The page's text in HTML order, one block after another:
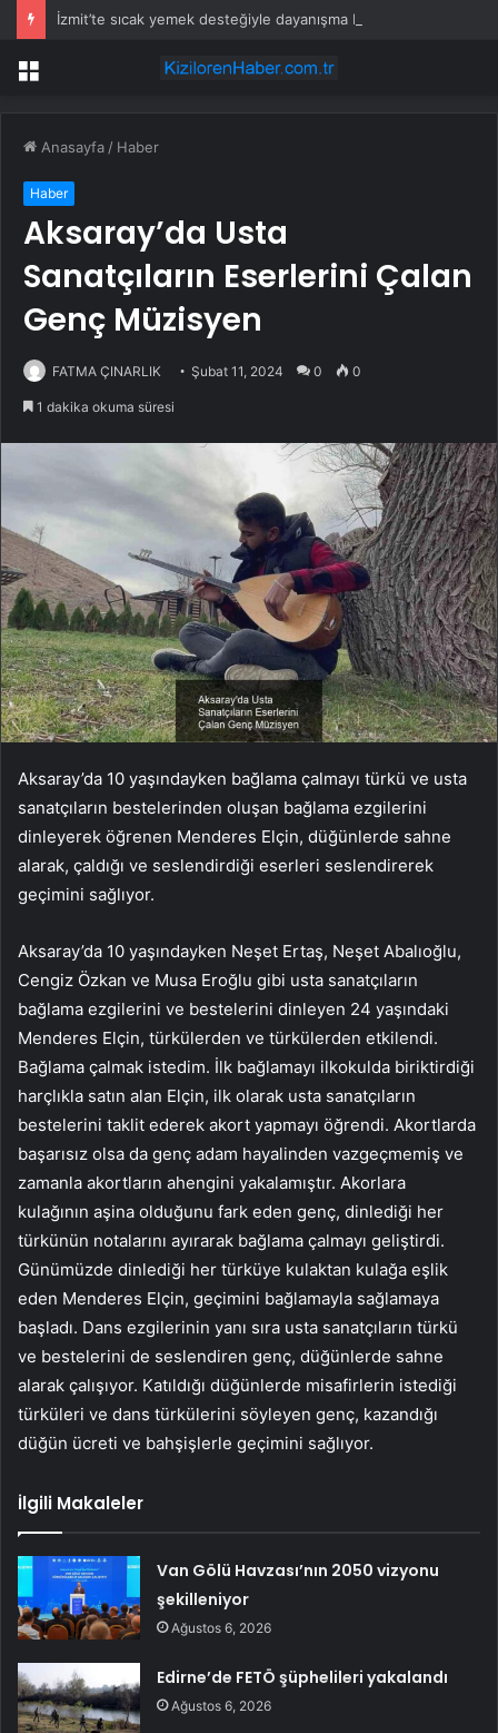
İzmit’te sıcak yemek desteğiyle dayanışma büyüyor
Menü
Anasayfa / Haber
Haber
Aksaray’da Usta
Sanatçıların Eserlerini Çalan
Genç Müzisyen
FATMA ÇINARLIK Şubat 11, 2024 0 0
1 dakika okuma süresi
Aksaray’da 10 yaşındayken bağlama çalmayı türkü ve usta
sanatçıların bestelerinden oluşan bağlama ezgilerini
dinleyerek öğrenen Menderes Elçin, düğünlerde sahne
alarak, çaldığı ve seslendirdiği eserleri seslendirerek
geçimini sağlıyor.
Aksaray’da 10 yaşındayken Neşet Ertaş, Neşet Abalıoğlu,
Cengiz Özkan ve Musa Eroğlu gibi usta sanatçıların
bağlama ezgilerini ve bestelerini dinleyen 24 yaşındaki
Menderes Elçin, türkülerden ve türkülerden etkilendi.
Bağlama çalmak istedim. İlk bağlamayı ilkokulda biriktirdiği
harçlıkla satın alan Elçin, ilk olarak usta sanatçıların
bestelerini taklit ederek akort yapmayı öğrendi. Akortlarda
başarısız olsa da genç adam hayalinden vazgeçmemiş ve
zamanla akortların ahengini yakalamıştır. Akorlara
kulağının aşina olduğunu fark eden genç, dinlediği her
türkünün notalarını ayırarak bağlama çalmayı geliştirdi.
Günümüzde dinlediği her türküye kulaktan kulağa eşlik
eden Menderes Elçin, geçimini bağlamayla sağlamaya
başladı. Dans ezgilerinin yanı sıra usta sanatçıların türkü
ve bestelerini de seslendiren genç, düğünlerde sahne
alarak çalışıyor. Katıldığı düğünlerde misafirlerin istediği
türküleri ve dans türkülerini söyleyen genç, kazandığı
düğün ücreti ve bahşişlerle geçimini sağlıyor.
İlgili Makaleler
Van Gölü Havzası’nın 2050 vizyonu
şekilleniyor
Ağustos 6, 2026
Edirne’de FETÖ şüphelileri yakalandı
Ağustos 6, 2026